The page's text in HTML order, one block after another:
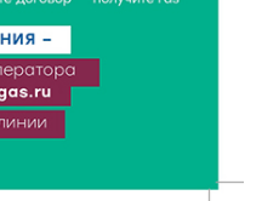
для кормовых